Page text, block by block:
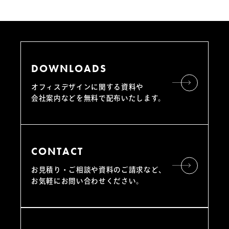
DOWNLOADS
オフィスデザインに関する資料や
会社案内などを無料で配布いたします。
CONTACT
お見積り・ご相談や資料のご請求など、
お気軽にお問い合わせください。